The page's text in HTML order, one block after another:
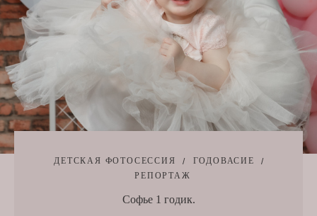
ДЕТСКАЯ ФОТОСЕССИЯ
ГОДОВАСИЕ
РЕПОРТАЖ
Софье 1 годик.